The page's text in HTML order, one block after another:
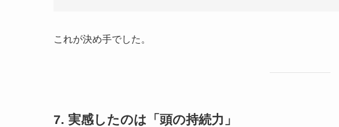
これが決め手でした。
7. 実感したのは「頭の持続力」